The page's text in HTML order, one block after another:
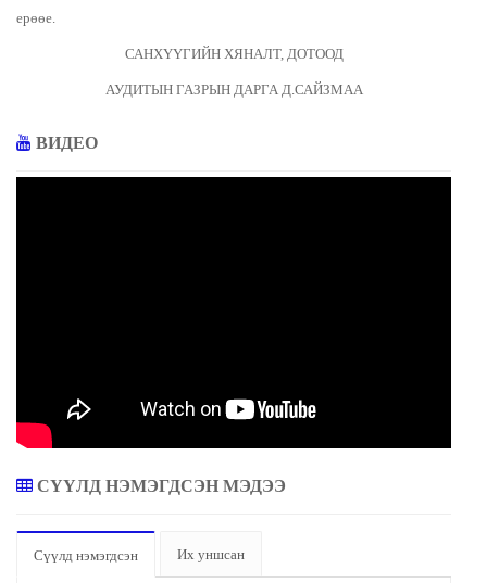
ерөөе.
САНХҮҮГИЙН ХЯНАЛТ, ДОТООД
АУДИТЫН ГАЗРЫН ДАРГА Д.САЙЗМАА
ВИДЕО
СҮҮЛД НЭМЭГДСЭН МЭДЭЭ
Сүүлд нэмэгдсэн Их уншсан